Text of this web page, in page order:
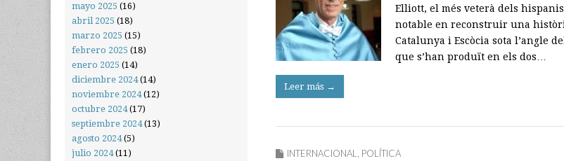
Elliott, el més veterà dels
notable en reconstruir una
Catalunya i Escòcia sota l’angle
que s’han produït en els dos…
Leer más →
INTERNACIONAL, POLÍTICA
mayo 2025 (16)
abril 2025 (18)
marzo 2025 (15)
febrero 2025 (18)
enero 2025 (14)
diciembre 2024(14)
noviembre 2024(12)
octubre 2024(17)
septiembre 2024(13)
agosto 2024(5)
julio 2024(11)